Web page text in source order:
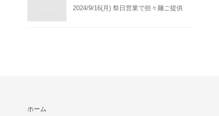
2024/9/16(月) 祭日営業で担々麺ご提供
ホーム